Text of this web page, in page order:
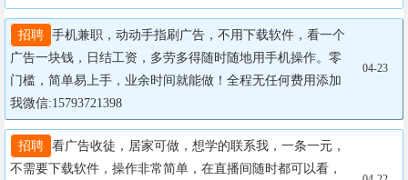
招聘 手机兼职，动动手指刷广告，不用下载软件，看一个
广告一块钱，日结工资，多劳多得随时随地用手机操作。零
门槛，简单易上手，业余时间就能做！全程无任何费用添加
我微信:15793721398
04-23
招聘 看广告收徒，居家可做，想学的联系我，一条一元，
不需要下载软件，操作非常简单，在直播间随时都可以看，